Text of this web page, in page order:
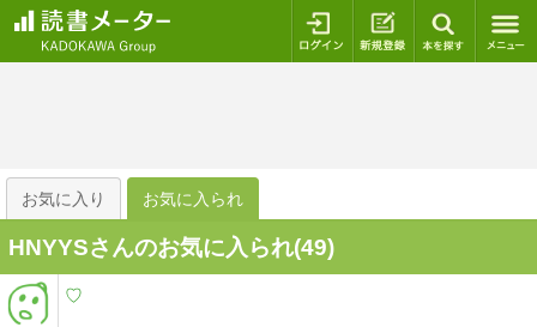
ログイン 新規登録
お気に入り お気に入られ
HNYYSさんのお気に入られ(49)
♡